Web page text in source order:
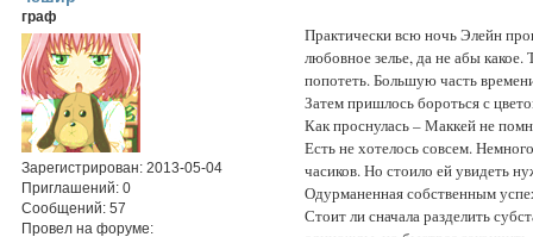
граф
Зарегистрирован: 2013-05-04
Приглашений: 0
Сообщений: 57
Провел на форуме:
Практически всю ночь Элейн
любовное зелье, да не абы какое.
попотеть. Большую часть
Затем пришлось бороться с
Как проснулась – Маккей не
Есть не хотелось совсем.
часиков. Но стоило ей увидеть
Одурманенная собственным
Стоит ли сначала разделить